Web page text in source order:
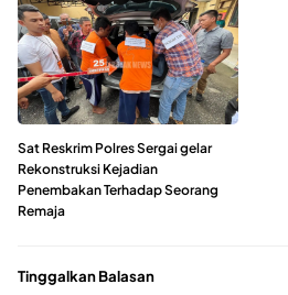
Sat Reskrim Polres Sergai gelar
Rekonstruksi Kejadian
Penembakan Terhadap Seorang
Remaja
Tinggalkan Balasan